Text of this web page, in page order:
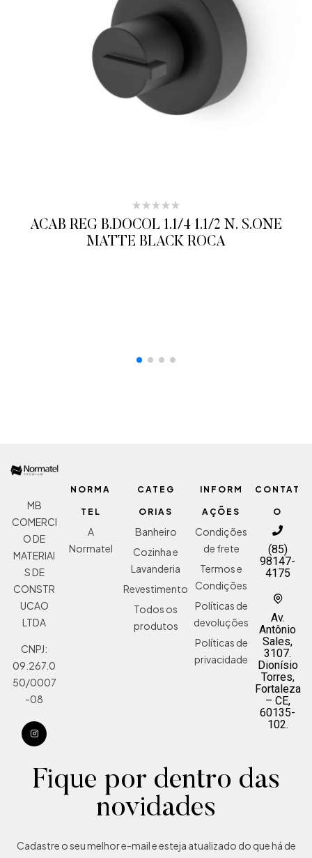
ACAB REG B.DOCOL 1.1/4 1.1/2 N. S.ONE
MATTE BLACK ROCA
MB
COMERCI
O DE
MATERIAI
S DE
CONSTR
UCAO
LTDA
CNPJ:
09.267.0
50/0007
-08
NORMA
TEL
A
Normatel
CATEG
ORIAS
Banheiro
Cozinha e
Lavanderia
Revestimento
Todos os
produtos
INFORM
AÇÕES
Condições
de frete
Termos e
Condições
Políticas de
devoluções
Políticas de
privacidade
CONTAT
O
(85)
98147-
4175
Av.
Antônio
Sales,
3107.
Dionísio
Torres,
Fortaleza
– CE,
60135-
102.
Fique por dentro das
novidades
Cadastre o seu melhor e-mail e esteja atualizado do que há de